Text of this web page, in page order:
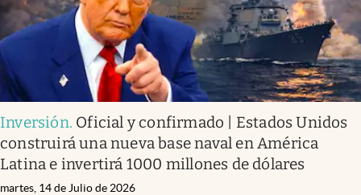
Inversión. Oficial y confirmado | Estados Unidos
construirá una nueva base naval en América
Latina e invertirá 1000 millones de dólares
martes, 14 de Julio de 2026